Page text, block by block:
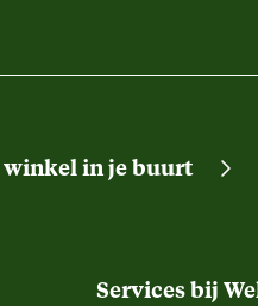
winkel in je buurt
Services bij